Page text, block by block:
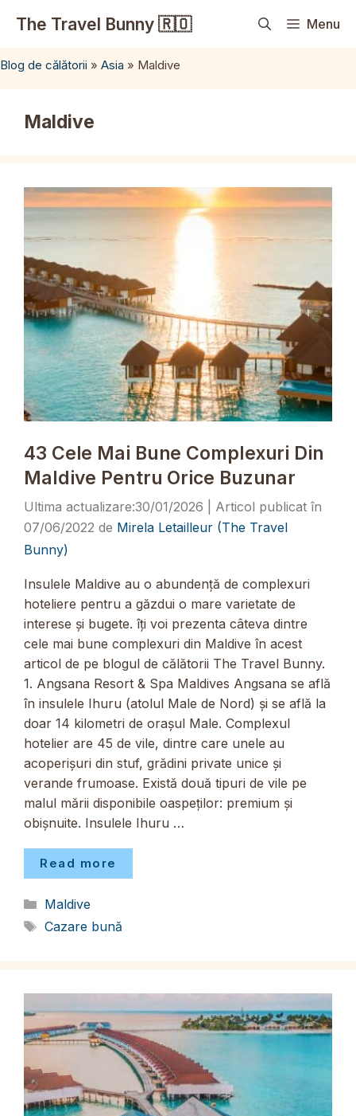
The Travel Bunny 🇷🇴 Menu
Blog de călătorii » Asia » Maldive
Maldive
43 Cele Mai Bune Complexuri Din
Maldive Pentru Orice Buzunar
30/01/2026
07/06/2022 de Mirela Letailleur (The Travel
Bunny)
Insulele Maldive au o abundență de complexuri
hoteliere pentru a găzdui o mare varietate de
interese și bugete. îți voi prezenta câteva dintre
cele mai bune complexuri din Maldive în acest
articol de pe blogul de călătorii The Travel Bunny.
1. Angsana Resort & Spa Maldives Angsana se află
în insulele Ihuru (atolul Male de Nord) și se află la
doar 14 kilometri de orașul Male. Complexul
hotelier are 45 de vile, dintre care unele au
acoperișuri din stuf, grădini private unice și
verande frumoase. Există două tipuri de vile pe
malul mării disponibile oaspeților: premium și
obișnuite. Insulele Ihuru …
Read more
Categorii
Maldive
Etichete
Cazare bună